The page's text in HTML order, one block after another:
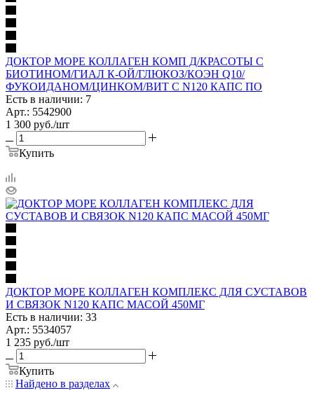
ДОКТОР МОРЕ КОЛЛАГЕН КОМП Д/КРАСОТЫ С
БИОТИНОМ/ГИАЛ К-ОЙ/ГЛЮКОЗ/КОЭН Q10/
ФУКОИДАНОМ/ЦИНКОМ/ВИТ С N120 КАПС ПО
Есть в наличии: 7
Арт.: 5542900
1 300 руб./шт
Купить
ДОКТОР МОРЕ КОЛЛАГЕН КОМПЛЕКС ДЛЯ СУСТАВОВ
И СВЯЗОК N120 КАПС МАСОЙ 450МГ
Есть в наличии: 33
Арт.: 5534057
1 235 руб./шт
Купить
Найдено в разделах